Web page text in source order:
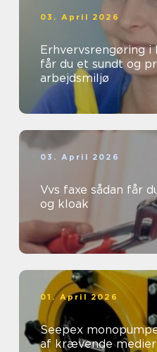
03. April 2026
Erhvervsrengøring i
får du et sundt og
arbejdsmiljø
03. April 2026
Vvs faxe sådan får du styr på vand, varme
og kloak
01. April 2026
Seepex
af krævende medier